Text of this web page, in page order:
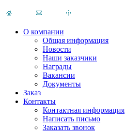
О компании
Общая информация
Новости
Наши заказчики
Награды
Вакансии
Документы
Заказ
Контакты
Контактная информация
Написать письмо
Заказать звонок